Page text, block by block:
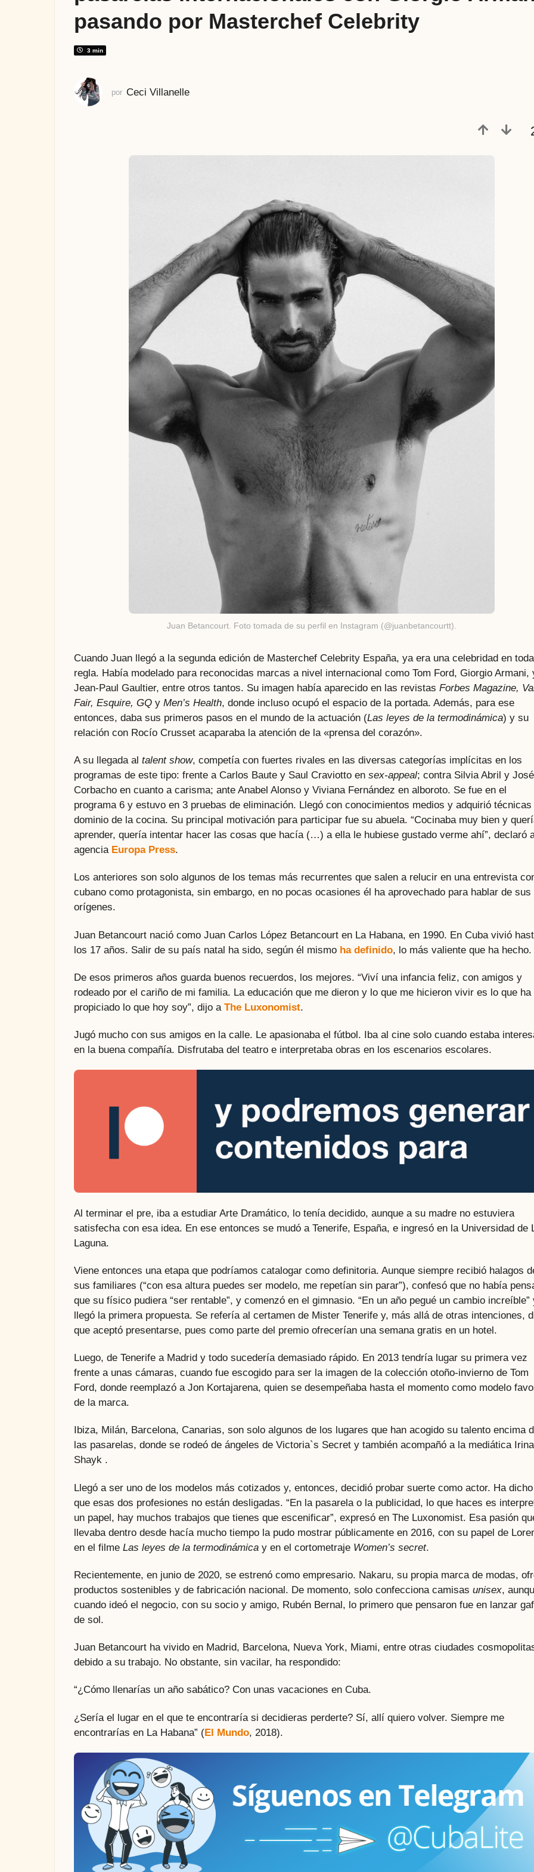
s
a
t
r
pasando por Masterchef Celebrity
3 min
por Ceci Villanelle
Juan Betancourt. Foto tomada de su perfil en Instagram (@juanbetancourtt).
Cuando Juan llegó a la segunda edición de Masterchef Celebrity España, ya era una celebridad en toda
regla. Había modelado para reconocidas marcas a nivel internacional como Tom Ford, Giorgio Armani,
Jean-Paul Gaultier, entre otros tantos. Su imagen había aparecido en las revistas Forbes Magazine,
Fair, Esquire, GQ y Men’s Health, donde incluso ocupó el espacio de la portada. Además, para ese
entonces, daba sus primeros pasos en el mundo de la actuación (Las leyes de la termodinámica) y su
relación con Rocío Crusset acaparaba la atención de la «prensa del corazón».
A su llegada al talent show, competía con fuertes rivales en las diversas categorías implícitas en los
programas de este tipo: frente a Carlos Baute y Saul Craviotto en sex-appeal; contra Silvia Abril y José
Corbacho en cuanto a carisma; ante Anabel Alonso y Viviana Fernández en alboroto. Se fue en el
programa 6 y estuvo en 3 pruebas de eliminación. Llegó con conocimientos medios y adquirió
dominio de la cocina. Su principal motivación para participar fue su abuela. “Cocinaba muy bien y
aprender, quería intentar hacer las cosas que hacía (…) a ella le hubiese gustado verme ahí”, declaró
agencia Europa Press.
Los anteriores son solo algunos de los temas más recurrentes que salen a relucir en una entrevista
cubano como protagonista, sin embargo, en no pocas ocasiones él ha aprovechado para hablar de sus
orígenes.
Juan Betancourt nació como Juan Carlos López Betancourt en La Habana, en 1990. En Cuba vivió
los 17 años. Salir de su país natal ha sido, según él mismo ha definido, lo más valiente que ha hecho.
De esos primeros años guarda buenos recuerdos, los mejores. “Viví una infancia feliz, con amigos y
rodeado por el cariño de mi familia. La educación que me dieron y lo que me hicieron vivir es lo que ha
propiciado lo que hoy soy”, dijo a The Luxonomist.
Jugó mucho con sus amigos en la calle. Le apasionaba el fútbol. Iba al cine solo cuando estaba
en la buena compañía. Disfrutaba del teatro e interpretaba obras en los escenarios escolares.
Al terminar el pre, iba a estudiar Arte Dramático, lo tenía decidido, aunque a su madre no estuviera
satisfecha con esa idea. En ese entonces se mudó a Tenerife, España, e ingresó en la Universidad de
Laguna.
Viene entonces una etapa que podríamos catalogar como definitoria. Aunque siempre recibió halagos
sus familiares (“con esa altura puedes ser modelo, me repetían sin parar”), confesó que no había
que su físico pudiera “ser rentable”, y comenzó en el gimnasio. “En un año pegué un cambio increíble”
llegó la primera propuesta. Se refería al certamen de Mister Tenerife y, más allá de otras intenciones,
que aceptó presentarse, pues como parte del premio ofrecerían una semana gratis en un hotel.
Luego, de Tenerife a Madrid y todo sucedería demasiado rápido. En 2013 tendría lugar su primera vez
frente a unas cámaras, cuando fue escogido para ser la imagen de la colección otoño-invierno de Tom
Ford, donde reemplazó a Jon Kortajarena, quien se desempeñaba hasta el momento como modelo
de la marca.
Ibiza, Milán, Barcelona, Canarias, son solo algunos de los lugares que han acogido su talento encima
las pasarelas, donde se rodeó de ángeles de Victoria`s Secret y también acompañó a la mediática Irina
Shayk .
Llegó a ser uno de los modelos más cotizados y, entonces, decidió probar suerte como actor. Ha dicho
que esas dos profesiones no están desligadas. “En la pasarela o la publicidad, lo que haces es
un papel, hay muchos trabajos que tienes que escenificar”, expresó en The Luxonomist. Esa pasión
llevaba dentro desde hacía mucho tiempo la pudo mostrar públicamente en 2016, con su papel de
en el filme Las leyes de la termodinámica y en el cortometraje Women’s secret.
Recientemente, en junio de 2020, se estrenó como empresario. Nakaru, su propia marca de modas,
productos sostenibles y de fabricación nacional. De momento, solo confecciona camisas unisex,
cuando ideó el negocio, con su socio y amigo, Rubén Bernal, lo primero que pensaron fue en lanzar
de sol.
Juan Betancourt ha vivido en Madrid, Barcelona, Nueva York, Miami, entre otras ciudades
debido a su trabajo. No obstante, sin vacilar, ha respondido:
“¿Cómo llenarías un año sabático? Con unas vacaciones en Cuba.
¿Sería el lugar en el que te encontraría si decidieras perderte? Sí, allí quiero volver. Siempre me
encontrarías en La Habana” (El Mundo, 2018).